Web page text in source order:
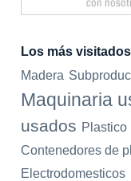
Los más visitados
Madera
Maquinaria
usados Plastico
Contenedores de
Electrodomesticos